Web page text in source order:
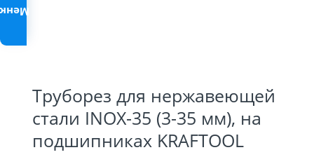
Труборез для нержавеющей
стали INOX-35 (3-35 мм), на
подшипниках KRAFTOOL